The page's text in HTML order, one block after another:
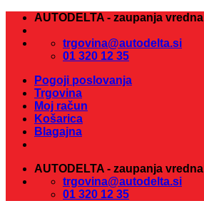
Skoči
vsebino
AUTODELTA - zaupanja vredna
trgovina@autodelta.si
01 320 12 35
Pogoji poslovanja
Trgovina
Moj račun
Košarica
Blagajna
AUTODELTA - zaupanja vredna
trgovina@autodelta.si
01 320 12 35